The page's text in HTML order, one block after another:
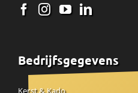
Bedrijfsgegevens
Kerst & Kado